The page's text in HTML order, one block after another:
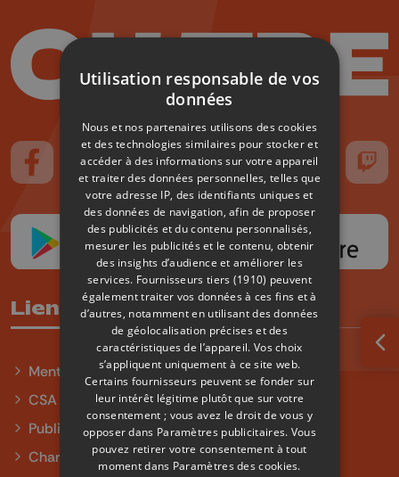
Suivez-nous sur FaceBook
Suivez-nous sur Instagram
Suivez-nous sur TikTokSuivez-nous sur YouTube
Suivez-nous
Liens utiles
Mentions légales
CSA
Publicité
Charte sur l'égalité et la diversité
Utilisation responsable de vos
données
Nous et nos partenaires utilisons des cookies
et des technologies similaires pour stocker et
accéder à des informations sur votre appareil
et traiter des données personnelles, telles que
votre adresse IP, des identifiants uniques et
des données de navigation, afin de proposer
des publicités et du contenu personnalisés,
mesurer les publicités et le contenu, obtenir
des insights d’audience et améliorer les
services. Fournisseurs tiers (1910) peuvent
également traiter vos données à ces fins et à
d’autres, notamment en utilisant des données
de géolocalisation précises et des
caractéristiques de l’appareil. Vos choix
s’appliquent uniquement à ce site web.
Certains fournisseurs peuvent se fonder sur
leur intérêt légitime plutôt que sur votre
consentement ; vous avez le droit de vous y
opposer dans Paramètres publicitaires. Vous
pouvez retirer votre consentement à tout
moment dans Paramètres des cookies.